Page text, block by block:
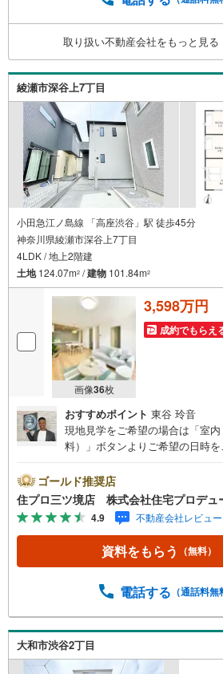
多くなる【教育費】住宅を買っ
ン返済】65歳以上から必要になる
探しの【このタイミング】で不
ませんか？？ --------------
取り扱い不動産会社をもっと見る
綾瀬市深谷上7丁目
小田急江ノ島線 「高座渋谷」駅 徒歩45分
神奈川県綾瀬市深谷上7丁目
4LDK / 地上2階建
土地124.07m2 /建物 101.84m2
画像36枚
3,598万円
成約でもらえ
おすすめポイント 東谷 玲音
現地見学をご希望の場合は「室
料）」ボタンよりご希望の日時
間市エリアに強い！ 住プロは、
リアの不動産売買専門会社です！
で販売する物件情報も多数ござい
合せ下さい！ -------------- 弊社独自の住宅ローン提案システ
ム 弊社ではファイナンシャル専
資金アドバイス】【ファイナン
【定年時の住宅ローン残高】【
ナス】これから多くなる【教育
まる【住宅ローン返済】65歳以上
費用負担】住宅探しの【このタイ
明確にしていきませんか？？
ゴールド推奨店
住プロ三ツ境店 株式会社住宅プロデュ
4.9 不動産会社レビュ
資料をもらう （無料）
電話する （通話料無
大和市渋谷2丁目